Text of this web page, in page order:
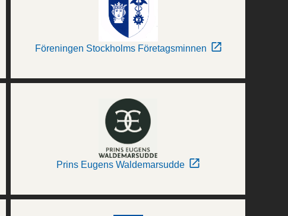
Föreningen Stockholms Företagsminnen
Prins Eugens Waldemarsudde